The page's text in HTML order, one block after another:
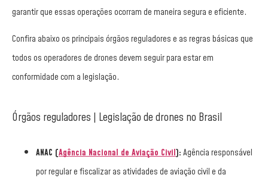
garantir que essas operações ocorram de maneira segura e eficiente.
Confira abaixo os principais órgãos reguladores e as regras básicas que
todos os operadores de drones devem seguir para estar em
conformidade com a legislação.
Órgãos reguladores | Legislação de drones no Brasil
ANAC (Agência Nacional de Aviação Civil):Agência responsável
por regular e fiscalizar as atividades de aviação civil e da